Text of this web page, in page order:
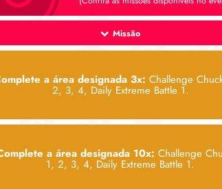
Missão
a área designada 3x: Challenge
2, 3, 4, Daily Extreme Battle 1.
a área designada 10x: Challenge
1, 2, 3, 4, Daily Extreme Battle 1.